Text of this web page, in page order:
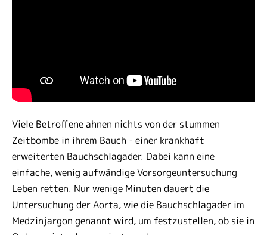
Viele Betroffene ahnen nichts von der stummen
Zeitbombe in ihrem Bauch - einer krankhaft
erweiterten Bauchschlagader. Dabei kann eine
einfache, wenig aufwändige Vorsorgeuntersuchung
Leben retten. Nur wenige Minuten dauert die
Untersuchung der Aorta, wie die Bauchschlagader im
Medzinjargon genannt wird, um festzustellen, ob sie in